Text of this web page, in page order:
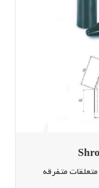
متعلقات متفرقه